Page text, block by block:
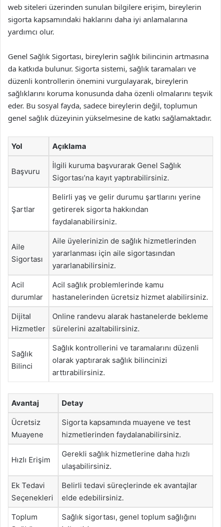
web siteleri üzerinden sunulan bilgilere erişim, bireylerin
sigorta kapsamındaki haklarını daha iyi anlamalarına
yardımcı olur.
Genel Sağlık Sigortası, bireylerin sağlık bilincinin artmasına
da katkıda bulunur. Sigorta sistemi, sağlık taramaları ve
düzenli kontrollerin önemini vurgulayarak, bireylerin
sağlıklarını koruma konusunda daha özenli olmalarını teşvik
eder. Bu sosyal fayda, sadece bireylerin değil, toplumun
genel sağlık düzeyinin yükselmesine de katkı sağlamaktadır.
Yol Açıklama
Başvuru
İlgili kuruma başvurarak Genel Sağlık
Sigortası’na kayıt yaptırabilirsiniz.
Şartlar
Belirli yaş ve gelir durumu şartlarını yerine
getirerek sigorta hakkından
faydalanabilirsiniz.
Aile
Sigortası
Aile üyelerinizin de sağlık hizmetlerinden
yararlanması için aile sigortasından
yararlanabilirsiniz.
Acil
durumlar
Acil sağlık problemlerinde kamu
hastanelerinden ücretsiz hizmet alabilirsiniz.
Dijital
Hizmetler
Online randevu alarak hastanelerde bekleme
sürelerini azaltabilirsiniz.
Sağlık
Bilinci
Sağlık kontrollerini ve taramalarını düzenli
olarak yaptırarak sağlık bilincinizi
arttırabilirsiniz.
Avantaj Detay
Ücretsiz
Muayene
Sigorta kapsamında muayene ve test
hizmetlerinden faydalanabilirsiniz.
Hızlı Erişim
Gerekli sağlık hizmetlerine daha hızlı
ulaşabilirsiniz.
Ek Tedavi
Seçenekleri
Belirli tedavi süreçlerinde ek avantajlar
elde edebilirsiniz.
Toplum
Sağlık sigortası, genel toplum sağlığını